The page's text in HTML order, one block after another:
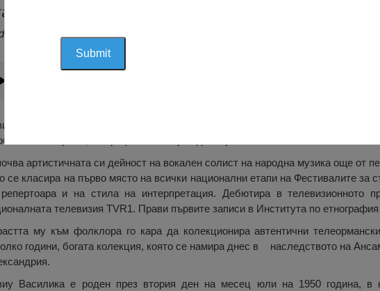
на Ливиу Василика, Александрия
1524
Василика (р. 2 юли 1950, Плоска, Телеорман – ум. 19 октомври 2004) е
Телеорман, по професия лекар педиатър.
артистичната си дейност на вокален солист на народна музика още от
се класира на първо място на всички национални етапи на Фестивалите за
и на стила на интерпретация. Дебютира в телевизионното
телевизия TVR1. Прави първите записи в Института по
му към фолклора го кара да колекционира автентични
години, богата колекция, която се намира днес в наследството на
Василика е роден през втория ден на месец юли на 1950 година, в